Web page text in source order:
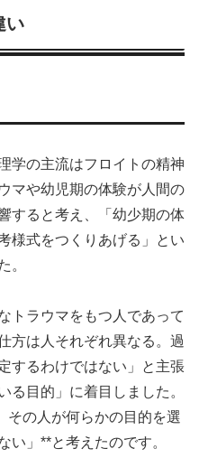
について詳しく解説しま
す。アドラーがなぜ「人...
い
学の主流はフロイトの精神
マや幼児期の体験が人間の
すると考え、「幼少期の体
様式をつくりあげる」とい
。
トラウマをもつ人であって
方は人それぞれ異なる。過
するわけではない」と主張
る目的」に着目しました。
その人が何らかの目的を選
い」**と考えたのです。